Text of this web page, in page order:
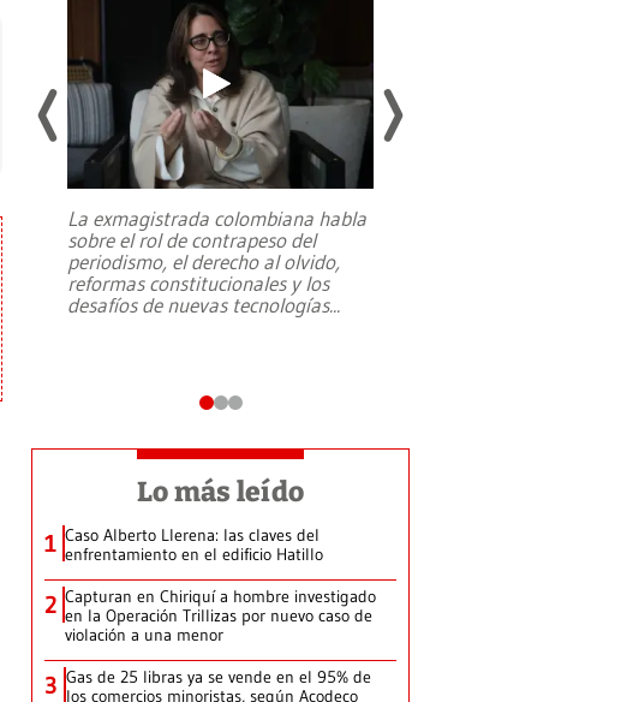
La exmagistrada colombiana habla
sobre el rol de contrapeso del
periodismo, el derecho al olvido,
reformas constitucionales y los
desafíos de nuevas tecnologías...
Lo más leído
1 Caso Alberto Llerena: las claves del
enfrentamiento en el edificio Hatillo
2 Capturan en Chiriquí a hombre investigado
en la Operación Trillizas por nuevo caso de
violación a una menor
3 Gas de 25 libras ya se vende en el 95% de
los comercios minoristas, según Acodeco